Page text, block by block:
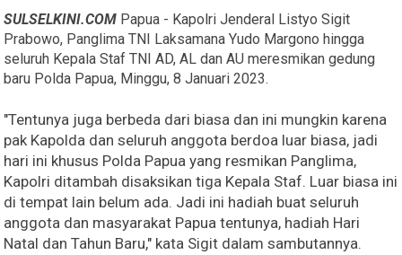
SULSELKINI.COM Papua - Kapolri Jenderal Listyo Sigit
Prabowo, Panglima TNI Laksamana Yudo Margono hingga
seluruh Kepala Staf TNI AD, AL dan AU meresmikan gedung
baru Polda Papua, Minggu, 8 Januari 2023.
"Tentunya juga berbeda dari biasa dan ini mungkin karena
pak Kapolda dan seluruh anggota berdoa luar biasa, jadi
hari ini khusus Polda Papua yang resmikan Panglima,
Kapolri ditambah disaksikan tiga Kepala Staf. Luar biasa ini
di tempat lain belum ada. Jadi ini hadiah buat seluruh
anggota dan masyarakat Papua tentunya, hadiah Hari
Natal dan Tahun Baru," kata Sigit dalam sambutannya.